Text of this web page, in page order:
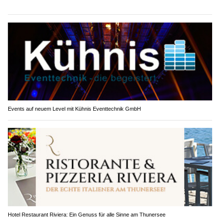
Events auf neuem Level mit Kühnis Eventtechnik GmbH
Hotel Restaurant Riviera: Ein Genuss für alle Sinne am Thunersee